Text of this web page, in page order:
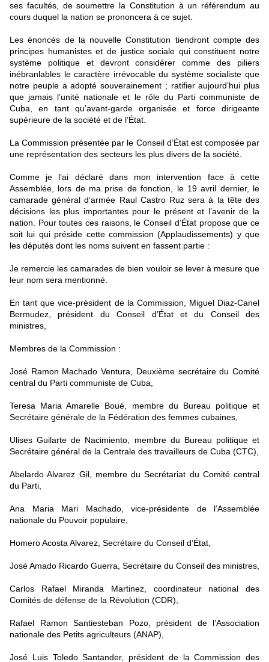
ses facultés, de soumettre la Constitution à un référendum au
cours duquel la nation se prononcera à ce sujet.
Les énoncés de la nouvelle Constitution tiendront compte des
principes humanistes et de justice sociale qui constituent notre
système politique et devront considérer comme des piliers
inébranlables le caractère irrévocable du système socialiste que
notre peuple a adopté souverainement ; ratifier aujourd’hui plus
que jamais l’unité nationale et le rôle du Parti communiste de
Cuba, en tant qu’avant-garde organisée et force dirigeante
supérieure de la société et de l’État.
La Commission présentée par le Conseil d’État est composée par
une représentation des secteurs les plus divers de la société.
Comme je l’ai déclaré dans mon intervention face à cette
Assemblée, lors de ma prise de fonction, le 19 avril dernier, le
camarade général d’armée Raul Castro Ruz sera à la tête des
décisions les plus importantes pour le présent et l’avenir de la
nation. Pour toutes ces raisons, le Conseil d’État propose que ce
soit lui qui préside cette commission (Applaudissements) y que
les députés dont les noms suivent en fassent partie :
Je remercie les camarades de bien vouloir se lever à mesure que
leur nom sera mentionné.
En tant que vice-président de la Commission, Miguel Diaz-Canel
Bermudez, président du Conseil d’État et du Conseil des
ministres,
Membres de la Commission :
José Ramon Machado Ventura, Deuxième secrétaire du Comité
central du Parti communiste de Cuba,
Teresa Maria Amarelle Boué, membre du Bureau politique et
Secrétaire générale de la Fédération des femmes cubaines,
Ulises Guilarte de Nacimiento, membre du Bureau politique et
Secrétaire général de la Centrale des travailleurs de Cuba (CTC),
Abelardo Alvarez Gil, membre du Secrétariat du Comité central
du Parti,
Ana Maria Mari Machado, vice-présidente de l’Assemblée
nationale du Pouvoir populaire,
Homero Acosta Alvarez, Secrétaire du Conseil d’État,
José Amado Ricardo Guerra, Secrétaire du Conseil des ministres,
Carlos Rafael Miranda Martinez, coordinateur national des
Comités de défense de la Révolution (CDR),
Rafael Ramon Santiesteban Pozo, président de l’Association
nationale des Petits agriculteurs (ANAP),
José Luis Toledo Santander, président de la Commission des